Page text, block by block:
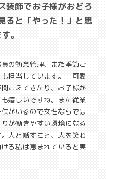
装飾でお子様がおどろ
ると「やった！」と思
。
の勤怠管理、また季節ご
担当しています。「可愛
こえてきたり、お子様が
嬉しいですね。また従業
がいるので女性ならでは
が働きやすい環境になる
人と話すこと、人を笑わ
る私は恵まれていると実